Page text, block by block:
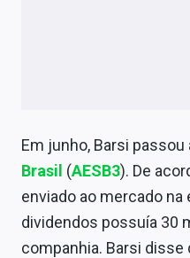
Em junho, Barsi passou
Brasil (AESB3). De
enviado ao mercado na
dividendos possuía 30
companhia. Barsi disse